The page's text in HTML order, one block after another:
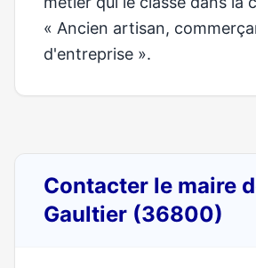
« Ancien artisan,
d'entreprise ».
Contacter le maire
Gaultier (36800)